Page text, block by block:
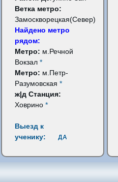
Ветка метро:
Замоскворецкая(Север)
Найдено метро
рядом:
Метро: м.Речной
Вокзал*
Метро: м.Петр-
Разумовская*
ж|д Станция:
Ховрино*
Выезд к
ученику:
ДА